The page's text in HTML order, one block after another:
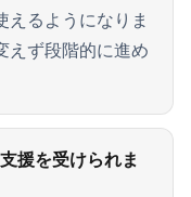
えるようになりま
えず段階的に進め
援を受けられま